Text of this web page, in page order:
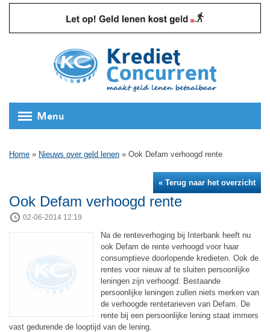
Menu
Home » Nieuws over geld lenen » Ook Defam verhoogd rente
« Terug naar het overzicht
Ook Defam verhoogd rente
02-06-2014 12:19
Na de renteverhoging bij Interbank heeft nu
ook Defam de rente verhoogd voor haar
consumptieve doorlopende kredieten. Ook de
rentes voor nieuw af te sluiten persoonlijke
leningen zijn verhoogd. Bestaande
persoonlijke leningen zullen niets merken van
de verhoogde rentetarieven van Defam. De
rente bij een persoonlijke lening staat immers
vast gedurende de looptijd van de lening.